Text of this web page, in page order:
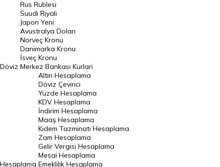
Riyal Kuru
Avustralya Doları
Danimarka Kronu Kuru
Kanada Doları Kuru
Norveç Kronu Kuru
İsveç Kronu Kuru
Japon Yeni Kuru
Serbest Piyasa Döviz Kurları
Merkez Bankası Döviz Kurları
Döviz
Rus Rublesi
Suudi Riyali
Japon Yeni
Avustralya Doları
Norveç Kronu
Danimarka Kronu
İsveç Kronu
Merkez Bankası Kurlari
Hesaplama
Altın Hesaplama
Döviz Çevirici
Yüzde Hesaplama
KDV Hesaplama
İndirim Hesaplama
Maaş Hesaplama
Kıdem Tazminatı Hesaplama
Zam Hesaplama
Gelir Vergisi Hesaplama
Mesai Hesaplama
Emeklilik Hesaplama